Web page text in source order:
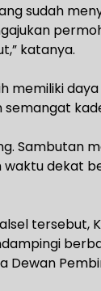
sudah
katanya.
memiliki
Sambutan
dekat
tersebut,